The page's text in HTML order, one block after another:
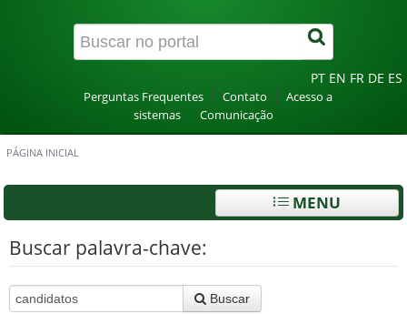
Canais
PT EN FR DE ES
Perguntas Frequentes Contato
Acesso a
sistemas
Comunicação
PÁGINA INICIAL
MENU
Buscar palavra-chave:
Buscar